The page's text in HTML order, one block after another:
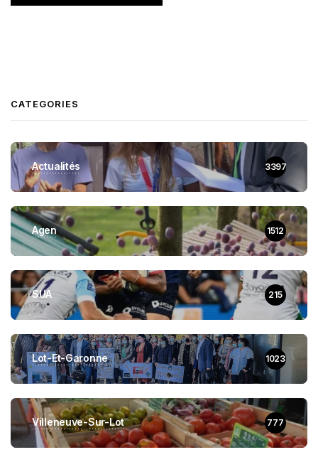
CATEGORIES
Actualités 3397
Agen 1512
SUA 215
Lot-Et-Garonne 1023
Villeneuve-Sur-Lot 777